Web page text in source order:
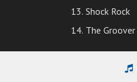
13. Shock Rock
14. The Groover